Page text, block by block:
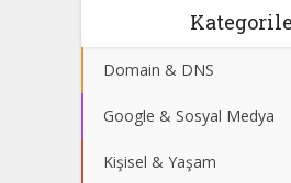
Domain & DNS
Google & Sosyal Medya
Kişisel & Yaşam